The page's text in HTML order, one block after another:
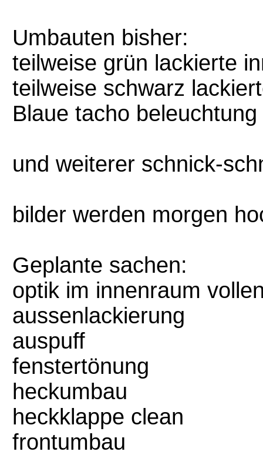
Umbauten bisher:
teilweise grün lackierte
teilweise schwarz
Blaue tacho beleuchtung
und weiterer schnick-
bilder werden morgen
Geplante sachen:
optik im innenraum
aussenlackierung
auspuff
fenstertönung
heckumbau
heckklappe clean
frontumbau